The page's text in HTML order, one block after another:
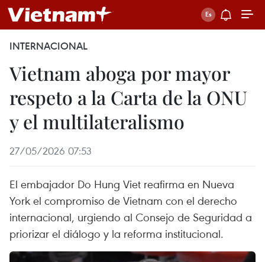
INTERNACIONAL
Vietnam aboga por mayor
respeto a la Carta de la ONU
y el multilateralismo
27/05/2026 07:53
El embajador Do Hung Viet reafirma en Nueva
York el compromiso de Vietnam con el derecho
internacional, urgiendo al Consejo de Seguridad a
priorizar el diálogo y la reforma institucional.